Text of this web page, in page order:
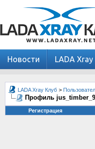
Новости LADA Xray
LADA Xray Клуб >
Профиль
Регистрация